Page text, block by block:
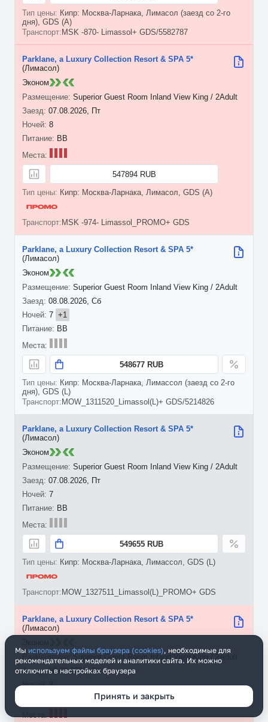
Кипр: Москва-Ларнака, Лимасол (заезд со 2-го
дня), GDS (A)
MSK -870- Limassol+ GDS/5582787
07.08.2026, Пт
8
Parklane, a Luxury Collection Resort & SPA 5*
(Лимасол)
Superior Guest Room Inland View King / 2Adult
BB
547894 RUB
Кипр: Москва-Ларнака, Лимасол, GDS (A)
MSK -974- Limassol_PROMO+ GDS
Эконом
08.08.2026, Сб
7 +1
Parklane, a Luxury Collection Resort & SPA 5*
(Лимасол)
Superior Guest Room Inland View King / 2Adult
BB
548677 RUB
Кипр: Москва-Ларнака, Лимассол (заезд со 2-го
дня), GDS (L)
MOW_1311520_Limassol(L)+ GDS/5214826
Эконом
07.08.2026, Пт
7
Parklane, a Luxury Collection Resort & SPA 5*
(Лимасол)
Superior Guest Room Inland View King / 2Adult
BB
549655 RUB
Кипр: Москва-Ларнака, Лимассол, GDS (L)
MOW_1327511_Limassol(L)_PROMO+ GDS
Эконом
08.08.2026, Сб
9
Parklane, a Luxury Collection Resort & SPA 5*
(Лимасол)
Superior Guest Room Inland View King / 2Adult
Мы используем файлы браузера (cookies), необходимые для
рекомендательных моделей и аналитики сайта. Их можно
отключить в настройках браузера
Принять и закрыть